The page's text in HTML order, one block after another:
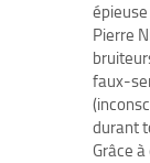
épieuse
Pierre
faux-
durant
Grâce